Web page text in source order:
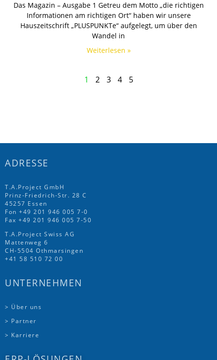
Das Magazin – Ausgabe 1 Getreu dem Motto „die richtigen
Informationen am richtigen Ort“ haben wir unsere
Hauszeitschrift „PLUSPUNKTe“ aufgelegt, um über den
Wandel in
Weiterlesen »
1 2 3 4 5
ADRESSE
T.A.Project GmbH
Prinz-Friedrich-Str. 28 C
45257 Essen
Fon +49 201 946 005 7-0
Fax +49 201 946 005 7-50
T.A.Project Swiss AG
Mattenweg 6
CH-5504 Othmarsingen
+41 58 510 72 00
UNTERNEHMEN
> Über uns
> Partner
> Karriere